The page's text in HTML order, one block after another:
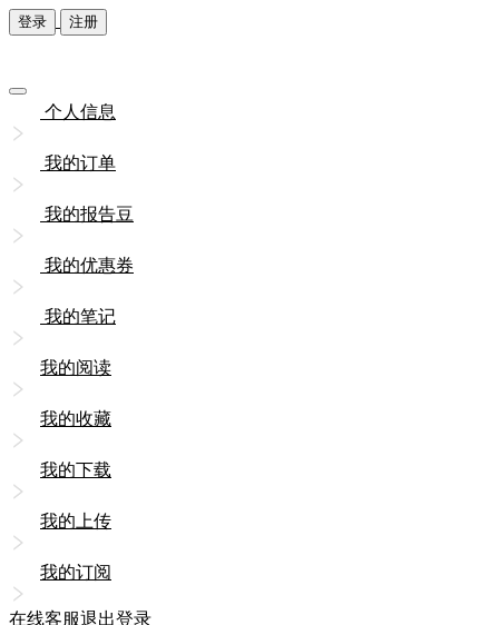
登录 注册
个人信息
我的订单
我的报告豆
我的优惠券
我的笔记
我的阅读
我的收藏
我的下载
我的上传
我的订阅
在线客服退出登录